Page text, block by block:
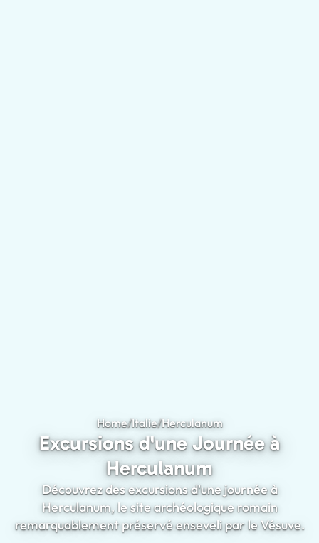
Home/Italie/HerculanumExcursions d'une
Excursions d'une Journée à
Herculanum
Découvrez des excursions d'une journée à
Herculanum, le site archéologique romain
remarquablement préservé enseveli par le Vésuve.